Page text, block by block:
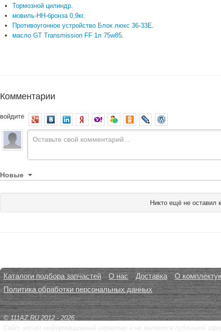
Тормозной цилиндр.
мовиль-НН-бронза 0,9кг.
Противоугонное устройство Блок люкс 36-33E.
масло GT Transmission FF 1л 75w85.
Комментарии
войдите
Новые
Никто ещё не оставил
Каталоги подбора запчастей О нас Доставка
О
Политика обработки персональных данных
© 111AZ.RU 2012 - 2026
Сайт носит информационный характер и не является публичной